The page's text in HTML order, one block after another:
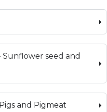
seed and
and Pigmeat